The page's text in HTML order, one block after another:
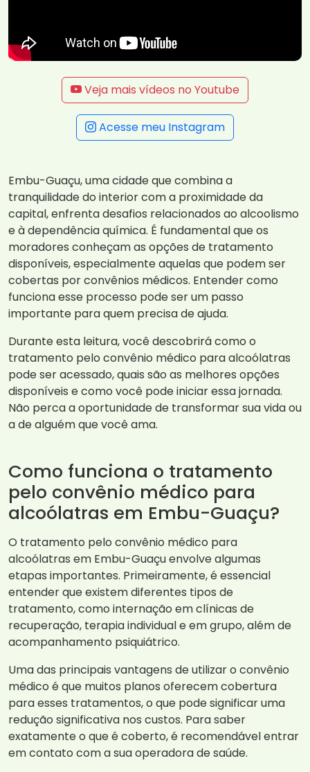
Veja mais vídeos no Youtube
Acesse meu Instagram
Embu-Guaçu, uma cidade que combina a
tranquilidade do interior com a proximidade da
capital, enfrenta desafios relacionados ao alcoolismo
e à dependência química. É fundamental que os
moradores conheçam as opções de tratamento
disponíveis, especialmente aquelas que podem ser
cobertas por convênios médicos. Entender como
funciona esse processo pode ser um passo
importante para quem precisa de ajuda.
Durante esta leitura, você descobrirá como o
tratamento pelo convênio médico para alcoólatras
pode ser acessado, quais são as melhores opções
disponíveis e como você pode iniciar essa jornada.
Não perca a oportunidade de transformar sua vida ou
a de alguém que você ama.
Como funciona o tratamento
pelo convênio médico para
alcoólatras em Embu-Guaçu?
O tratamento pelo convênio médico para
alcoólatras em Embu-Guaçu envolve algumas
etapas importantes. Primeiramente, é essencial
entender que existem diferentes tipos de
tratamento, como internação em clínicas de
recuperação, terapia individual e em grupo, além de
acompanhamento psiquiátrico.
Uma das principais vantagens de utilizar o convênio
médico é que muitos planos oferecem cobertura
para esses tratamentos, o que pode significar uma
redução significativa nos custos. Para saber
exatamente o que é coberto, é recomendável entrar
em contato com a sua operadora de saúde.